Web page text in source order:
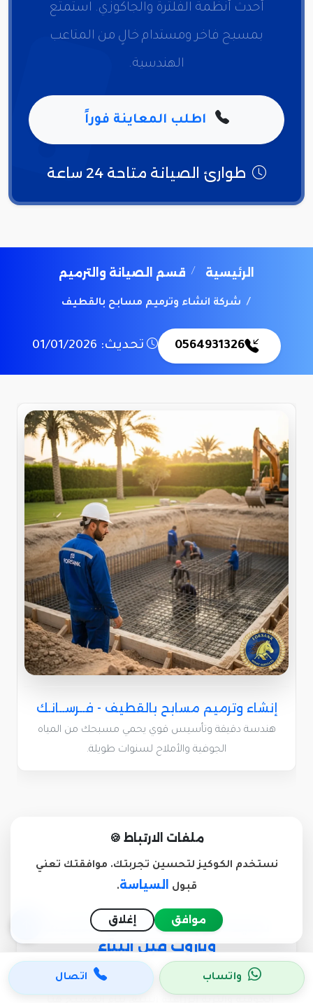
أحدث أنظمة الفلترة والجاكوزي. استمتع
بمسبح فاخر ومستدام خالٍ من المتاعب
الهندسية.
اطلب المعاينة فوراً
طوارئ الصيانة متاحة 24 ساعة
الرئيسية قسم الصيانة والترميم
شركة انشاء وترميم مسابح بالقطيف
0564931326 تحديث: 01/01/2026
إنشاء وترميم مسابح بالقطيف - فــرســانـك
هندسة دقيقة وتأسيس قوي يحمي مسبحك من المياه
الجوفية والأملاح لسنوات طويلة.
نصيحة لوجه الله لأهالي القطيف
وتاروت قبل البناء
عزيزي العميل، القطيف تعوم على بحر من المياه
واتساب اتصال
ملفات الارتباط 🍪
نستخدم الكوكيز لتحسين تجربتك. موافقتك تعني
قبول
السياسة.
موافق إغلاق